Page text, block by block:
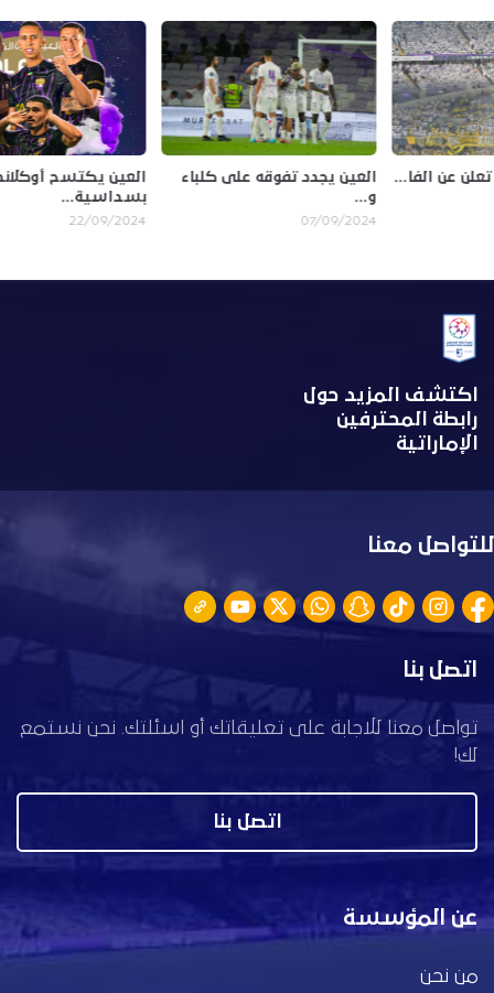
العين يجدد تفوقه على كلباء
رابطة المحترفين تعلن عن الفا...
اكتشف المزيد حول
رابطة المحترفين
الإماراتية
للتواصل معنا
اتصل بنا
تواصل معنا للاجابة على تعليقاتك أو اسئلتك. نحن نستمع
لك!
اتصل بنا
عن المؤسسة
من نحن